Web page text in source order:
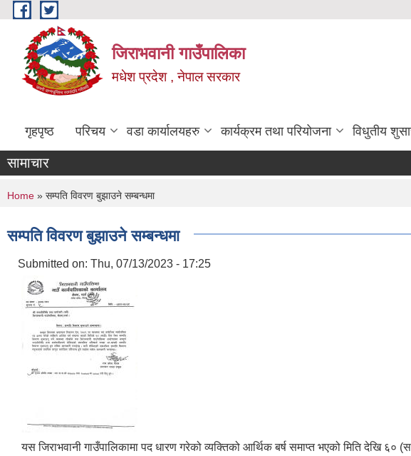
Skip to main content
जिराभवानी गाउँपालिका
मधेश प्रदेश , नेपाल सरकार
गृहपृष्ठ परिचय वडा कार्यालयहरु कार्यक्रम तथा परियोजना विधुतीय
सामाचार
You are here
Home » सम्पति विवरण बुझाउने सम्बन्धमा
सम्पति विवरण बुझाउने सम्बन्धमा
Submitted on: Thu, 07/13/2023 - 17:25
यस जिराभवानी गाउँपालिकामा पद धारण गरेको व्यक्तिको आर्थिक बर्ष समाप्त भएको मिति देखि ६०